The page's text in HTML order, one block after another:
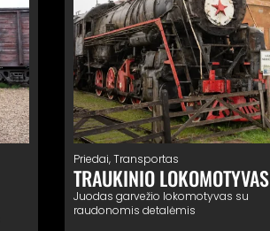
Priedai,Transportas
TRAUKINIO LOKOMOTYVAS
Juodas garvežio lokomotyvas su
raudonomis detalėmis